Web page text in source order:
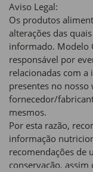
Aviso Legal:
Os produtos
alterações das
informado. Modelo
responsável por
relacionadas com
presentes no
fornecedor/
mesmos.
Por esta razão,
informação
recomendações de
conservação,